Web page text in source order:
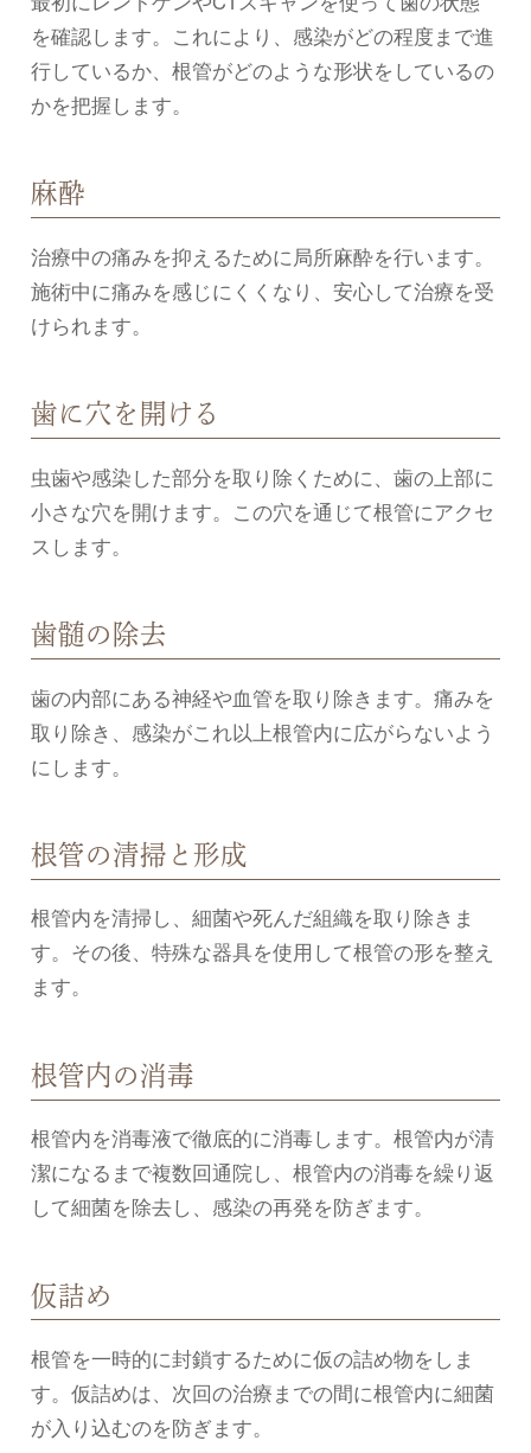
を確認します。これにより、感染がどの程度まで進
行しているか、根管がどのような形状をしているの
かを把握します。
麻酔
治療中の痛みを抑えるために局所麻酔を行います。
施術中に痛みを感じにくくなり、安心して治療を受
けられます。
歯に穴を開ける
虫歯や感染した部分を取り除くために、歯の上部に
小さな穴を開けます。この穴を通じて根管にアクセ
スします。
歯髄の除去
歯の内部にある神経や血管を取り除きます。痛みを
取り除き、感染がこれ以上根管内に広がらないよう
にします。
根管の清掃と形成
根管内を清掃し、細菌や死んだ組織を取り除きま
す。その後、特殊な器具を使用して根管の形を整え
ます。
根管内の消毒
根管内を消毒液で徹底的に消毒します。根管内が清
潔になるまで複数回通院し、根管内の消毒を繰り返
して細菌を除去し、感染の再発を防ぎます。
仮詰め
根管を一時的に封鎖するために仮の詰め物をしま
す。仮詰めは、次回の治療までの間に根管内に細菌
が入り込むのを防ぎます。